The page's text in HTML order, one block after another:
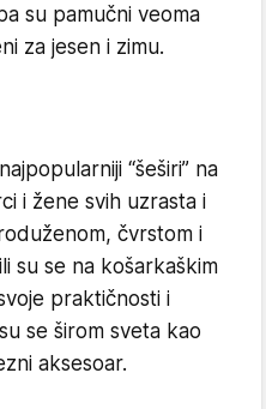
su pamučni veoma
za jesen i zimu.
“šeširi” na
i žene svih uzrasta i
čvrstom i
su se na košarkaškim
praktičnosti i
se širom sveta kao
aksesoar.